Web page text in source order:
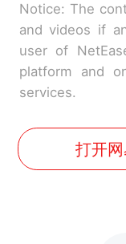
Notice: The
and videos if
user of
platform and
services.
打开